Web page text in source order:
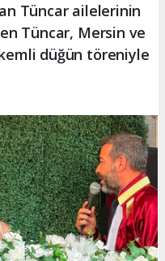
Tüncar ailelerinin
Tüncar, Mersin ve
düğün töreniyle